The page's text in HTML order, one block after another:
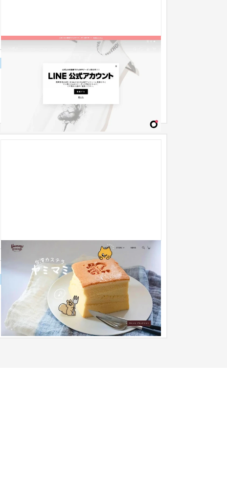
ANRE-R SALON
31〜50万円
YummyMummy Sweets Lab.｜株式会社
YummyMummy ECサイト
流通・小売 101〜150万円
shopifyで制作。デザイン会社が新たな業態としてス
イーツ事業を展開。 キャラクターが生きるようにス
イーツを開発するため、ブラ...